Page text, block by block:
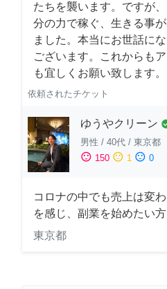
たちを襲います。ですが
分の力で稼ぐ、生きる事
ました。本当にお世話に
ございます。これからも
も宜しくお願い致します。
依頼されたチケット
ゆうやクリーン
男性 / 40代 / 東京都
sentiment_satisfied 150 sentiment_neutral 1 sentiment_dissatisfied 0
コロナの中でも売上は変
を感じ、副業を始めたい
東京都